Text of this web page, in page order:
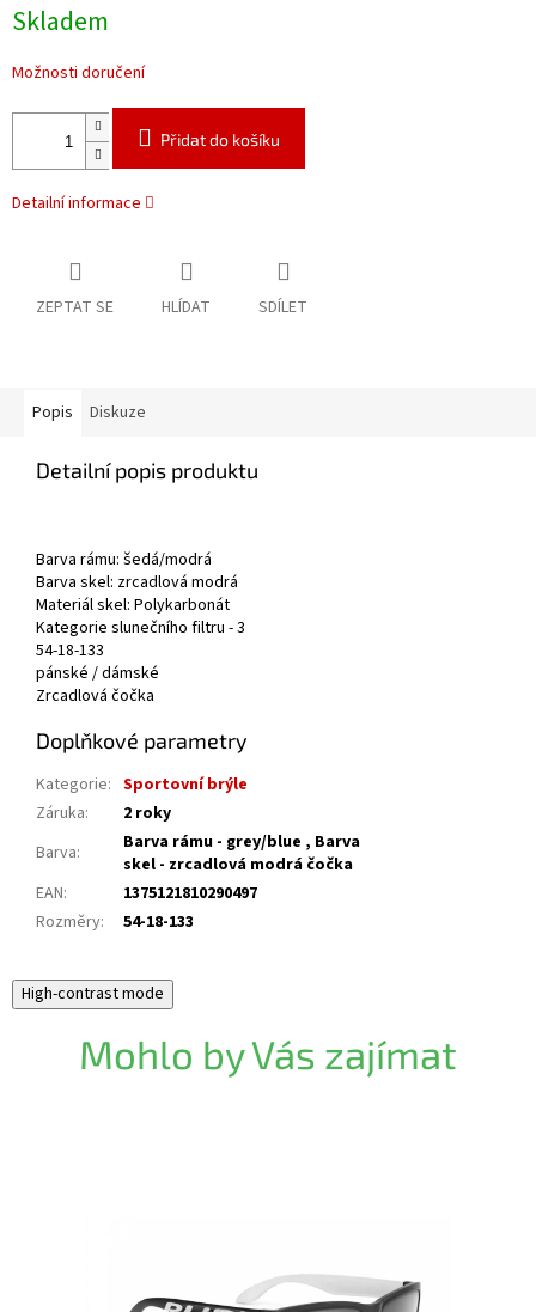
cena:
Skladem
Možnosti doručení
Přidat do košíku
Detailní informace
ZEPTAT SE HLÍDAT SDÍLET
Popis Diskuze
Detailní popis produktu
Barva rámu: šedá/modrá
Barva skel: zrcadlová modrá
Materiál skel: Polykarbonát
Kategorie slunečního filtru - 3
54-18-133
pánské / dámské
Zrcadlová čočka
Doplňkové parametry
Kategorie: Sportovní brýle
Záruka:
2 roky
Barva:
Barva rámu - grey/blue , Barva
skel - zrcadlová modrá čočka
EAN:
1375121810290497
Rozměry: 54-18-133
High-contrast mode
Mohlo by Vás zajímat